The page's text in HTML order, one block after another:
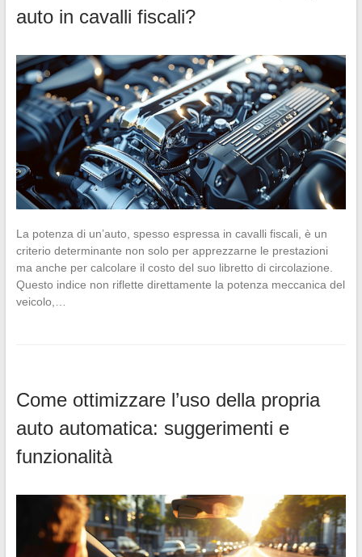
auto in cavalli fiscali?
La potenza di un’auto, spesso espressa in cavalli fiscali, è un
criterio determinante non solo per apprezzarne le prestazioni
ma anche per calcolare il costo del suo libretto di circolazione.
Questo indice non riflette direttamente la potenza meccanica del
veicolo,…
Come ottimizzare l’uso della propria
auto automatica: suggerimenti e
funzionalità